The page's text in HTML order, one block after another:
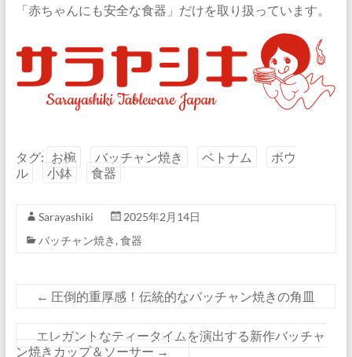
「赤ちゃんにも安全な食器」だけを取り扱っています。
タグ: お椀 バッチャン焼き ベトナム
ボウ
ル
小鉢 食器
Sarayashiki
2025年2月14日
バッチャン焼き , 食器
← 圧倒的重厚感！伝統的なバッチャン焼きの角皿
エレガントなティータイムを演出する新作バッチャ
ン焼きカップ＆ソーサー →